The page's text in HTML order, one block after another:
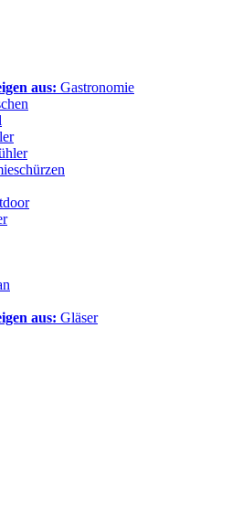
aus: Gastronomie
aus: Gläser